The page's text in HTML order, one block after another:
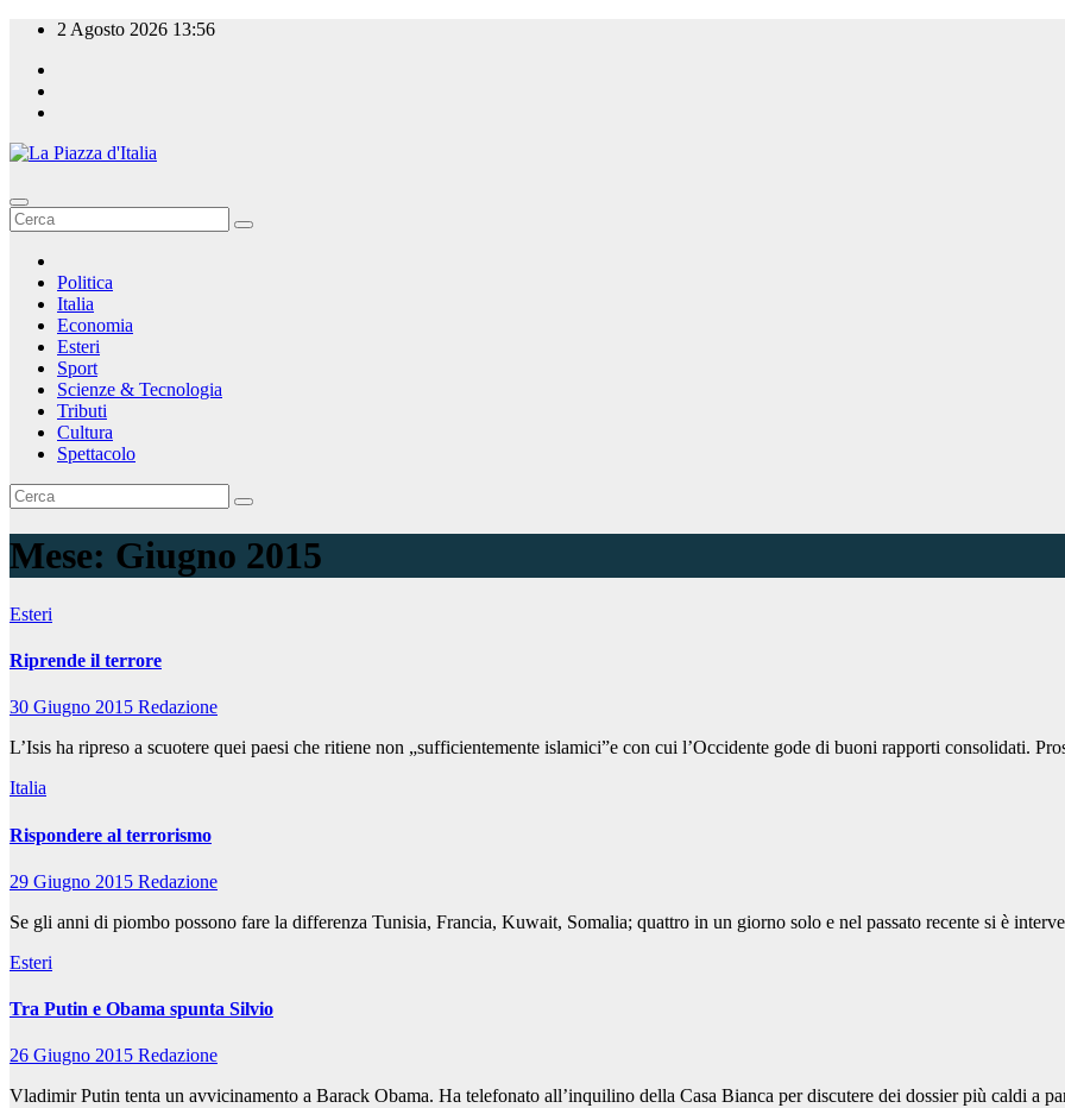
Salta
contenuto
2 Agosto 2026 13:56
Politica
Italia
Economia
Esteri
Sport
Scienze & Tecnologia
Tributi
Cultura
Spettacolo
Mese: Giugno 2015
Esteri
Riprende il terrore
30 Giugno 2015 Redazione
L’Isis ha ripreso a scuotere quei paesi che ritiene non „sufficientemente islamici”e con cui l’Occidente gode di buoni rapporti consolidati.
Italia
Rispondere al terrorismo
29 Giugno 2015 Redazione
Se gli anni di piombo possono fare la differenza Tunisia, Francia, Kuwait, Somalia; quattro in un giorno solo e nel passato recente si è
Esteri
Tra Putin e Obama spunta Silvio
26 Giugno 2015 Redazione
Vladimir Putin tenta un avvicinamento a Barack Obama. Ha telefonato all’inquilino della Casa Bianca per discutere dei dossier più caldi a